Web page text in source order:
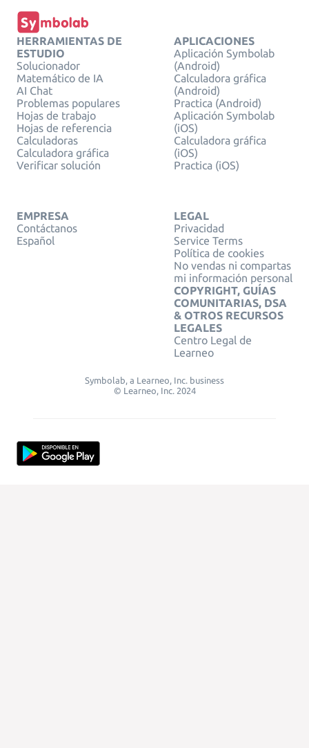
HERRAMIENTAS DE
ESTUDIO
Solucionador
Matemático de IA
AI Chat
Problemas populares
Hojas de trabajo
Hojas de referencia
Calculadoras
Calculadora gráfica
Verificar solución
APLICACIONES
Aplicación Symbolab
(Android)
Calculadora gráfica
(Android)
Practica (Android)
Aplicación Symbolab
(iOS)
Calculadora gráfica
(iOS)
Practica (iOS)
EMPRESA
Contáctanos
Español
LEGAL
Privacidad
Service Terms
Política de cookies
No vendas ni compartas
mi información personal
COPYRIGHT, GUÍAS
COMUNITARIAS, DSA
& OTROS RECURSOS
LEGALES
Centro Legal de
Learneo
Symbolab, a Learneo, Inc. business
© Learneo, Inc. 2024